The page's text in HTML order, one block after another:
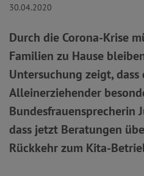
30.04.2020
Durch die Corona-Krise
Familien zu Hause
Untersuchung zeigt,
Alleinerziehender
Bundesfrauensprecherin
dass jetzt Beratungen
Rückkehr zum Kita-